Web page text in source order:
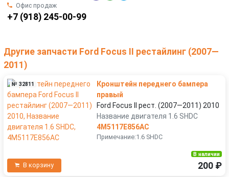
Офис продаж
+7 (918) 245-00-99
Другие запчасти Ford Focus II рестайлинг (2007—
2011)
№ 32811
Кронштейн переднего бампера
правый
Ford Focus II рест. (2007—2011) 2010
Название двигателя 1.6 SHDC
4M5117E856AC
Примечание:1.6 SHDC
В корзину
В наличии
200 ₽